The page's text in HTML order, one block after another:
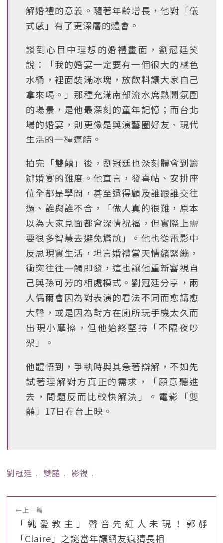
解婚禮的意義。隨著年齡增長，他對「儀
式感」有了更深層的體會。
談到心目中理想的婚禮畫面，劉冠廷笑
說：「我的婚宴一定要有一個很大的橘色
水桶，裡面裝滿冰塊，放飲料讓大家自己
拿來喝。」那種充滿南部流水席熱鬧氛圍
的場景，是他最深刻的童年記憶；而台北
場的婚宴，則更像是與演藝圈好友、現代
生活的一種連結。
拍完「雙囍」後，劉冠廷也深刻體會到籌
辦婚宴的難度。他直言，發喜帖、安排座
位全都是學問，甚至還得顧及誰跟誰交往
過、誰與誰不合，「做人真的很難，原本
以為大家見面都會深情祝福，但實際上需
要很多智慧去避免尷尬」。他也從電影中
反思現實生活，坦言婚禮當天情緒緊繃，
衝突往往一觸即發，這也讓他重新審視自
己與孫可芳的相處模式。劉冠廷分享，兩
人偶爾會因為對表演的看法不同而愈講愈
大聲，或是因為對方在廁所玩手機太久而
出現小摩擦，但他始終堅持「不隔夜吵
架」。
他體悟到，爭執時與其急著辯解，不如先
試著理解對方真正的需求，「願意聽進
去，問題反而比較快解決」。電影「雙
囍」17日在台上映。
劉冠廷 ﹒ 雙囍 ﹒ 影視 ﹒
←上一篇
「純愛教主」聲音先紅人未現！郭靜
「Claire」之謎當年讓網友瘋猜長相